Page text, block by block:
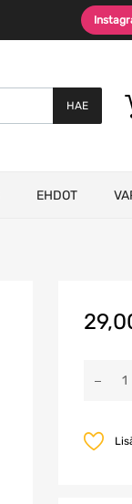
HAE
EHDOT